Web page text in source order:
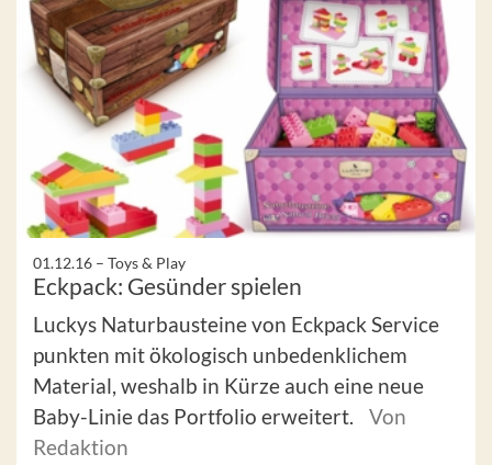
01.12.16 – Toys & Play
Eckpack: Gesünder spielen
Luckys Naturbausteine von Eckpack Service
punkten mit ökologisch unbedenklichem
Material, weshalb in Kürze auch eine neue
Baby-Linie das Portfolio erweitert.
Von
Redaktion